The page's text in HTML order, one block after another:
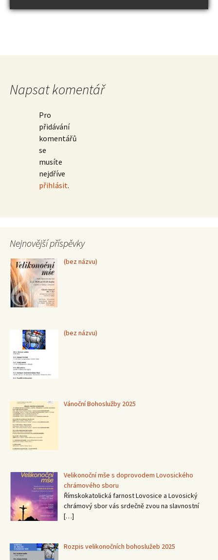
Napsat komentář
Pro
přidávání
komentářů
se
musíte
nejdříve
přihlásit.
Nejnovější příspěvky
(bez názvu)Příspěvek
(bez názvu)Příspěvek
Vánoční Bohoslužby 2025
Velikonoční mše s doprovodem Lovosického
chrámového sboru
Římskokatolická farnost Lovosice a Lovosický
chrámový sbor vás srdečně zvou na slavnostní
[…]
Rozpis velikonočních bohoslužeb 2025